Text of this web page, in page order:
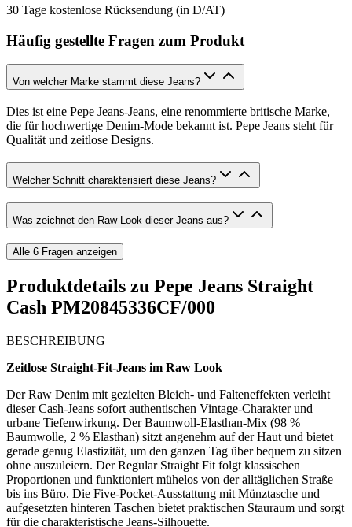
30 Tage kostenlose Rücksendung (in D/AT)
Häufig gestellte Fragen zum Produkt
Von welcher Marke stammt diese Jeans?
Dies ist eine Pepe Jeans-Jeans, eine renommierte britische Marke,
die für hochwertige Denim-Mode bekannt ist. Pepe Jeans steht für
Qualität und zeitlose Designs.
Welcher Schnitt charakterisiert diese Jeans?
Was zeichnet den Raw Look dieser Jeans aus?
Alle 6 Fragen anzeigen
Produktdetails zu Pepe Jeans Straight
Cash PM20845336CF/000
BESCHREIBUNG
Zeitlose Straight-Fit-Jeans im Raw Look
Der Raw Denim mit gezielten Bleich- und Falteneffekten verleiht
dieser Cash-Jeans sofort authentischen Vintage-Charakter und
urbane Tiefenwirkung. Der Baumwoll-Elasthan-Mix (98 %
Baumwolle, 2 % Elasthan) sitzt angenehm auf der Haut und bietet
gerade genug Elastizität, um den ganzen Tag über bequem zu sitzen
ohne auszuleiern. Der Regular Straight Fit folgt klassischen
Proportionen und funktioniert mühelos von der alltäglichen Straße
bis ins Büro. Die Five-Pocket-Ausstattung mit Münztasche und
aufgesetzten hinteren Taschen bietet praktischen Stauraum und sorgt
für die charakteristische Jeans-Silhouette.